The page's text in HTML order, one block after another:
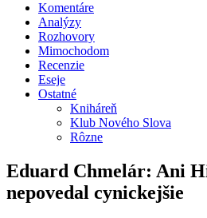
Komentáre
Analýzy
Rozhovory
Mimochodom
Recenzie
Eseje
Ostatné
Kniháreň
Klub Nového Slova
Rôzne
Eduard Chmelár: Ani
nepovedal cynickejšie